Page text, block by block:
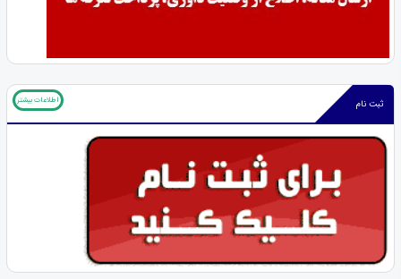
ثبت نام اطلاعات بیشتر